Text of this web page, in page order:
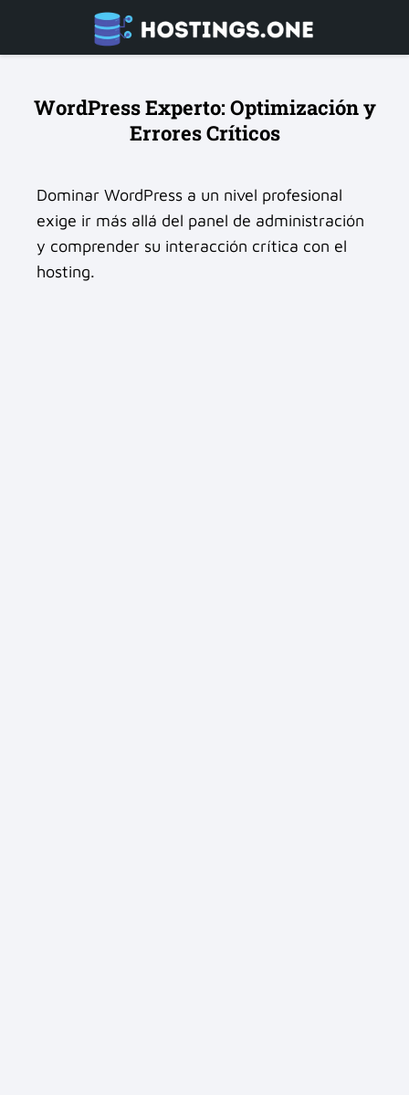
WordPress Experto: Optimización y
Errores Críticos
Dominar WordPress a un nivel profesional
exige ir más allá del panel de administración
y comprender su interacción crítica con el
hosting.